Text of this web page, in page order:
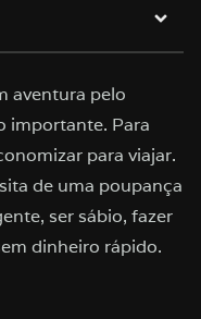
aventura pelo
importante. Para
para viajar.
de uma poupança
ser sábio, fazer
dinheiro rápido.